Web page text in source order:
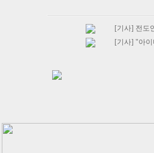
[기사] 전도
[기사] "아